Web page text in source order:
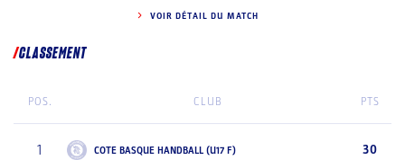
VOIR DÉTAIL DU MATCH
CLASSEMENT
POS. CLUB PTS
1 COTE BASQUE HANDBALL (U17 F) 30